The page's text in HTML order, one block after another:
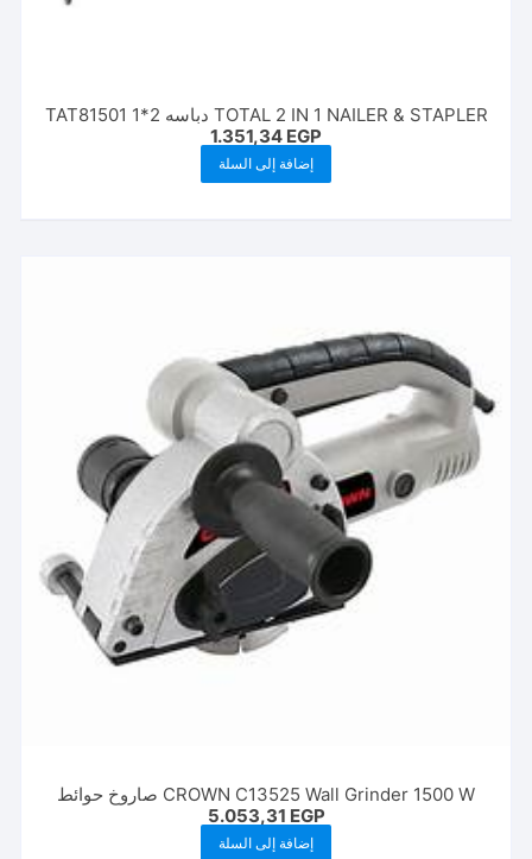
TOTAL 2 IN 1 NAILER & STAPLER دباسه 2*1 TAT81501
1.351,34 EGP
إضافة إلى السلة
CROWN C13525 Wall Grinder 1500 W صاروخ حوائط
5.053,31 EGP
إضافة إلى السلة